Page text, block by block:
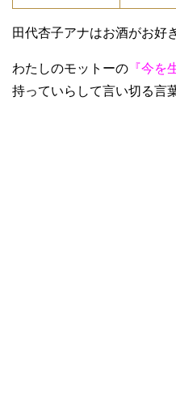
田代杏子アナはお酒がお好
わたしのモットーの 『今を
持っていらして言い切る言